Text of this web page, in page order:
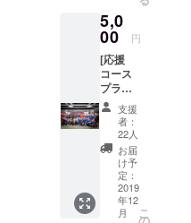
公式リ
ストバ
ンド
5,0
00 円
[応援
コース
プラス]
・感謝
の気持
ちを込
めたお
礼の
メール
TEAM
iXAオリ
支援
者：
22人
お届
け予
定：
2019
年12
月
こ